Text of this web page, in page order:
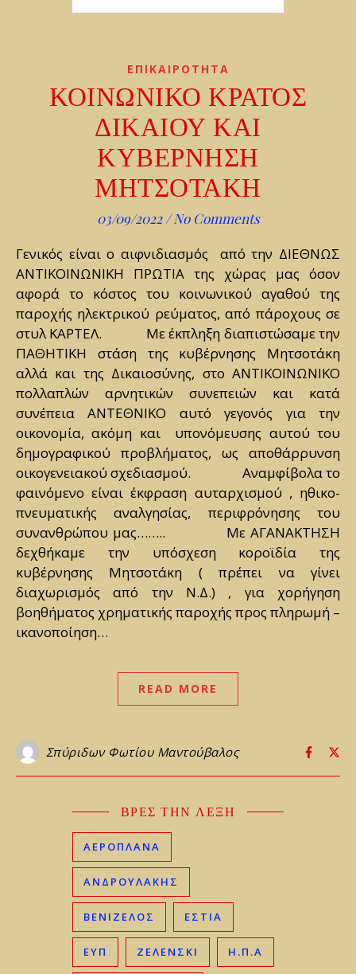
ΕΠΙΚΑΙΡΟΤΗΤΑ
ΚΟΙΝΩΝΙΚΟ ΚΡΑΤΟΣ
ΔΙΚΑΙΟΥ ΚΑΙ
ΚΥΒΕΡΝΗΣΗ
ΜΗΤΣΟΤΑΚΗ
03/09/2022 / No Comments
Γενικός είναι ο αιφνιδιασμός από την ΔΙΕΘΝΩΣ
ΑΝΤΙΚΟΙΝΩΝΙΚΗ ΠΡΩΤΙΑ της χώρας μας όσον
αφορά το κόστος του κοινωνικού αγαθού της
παροχής ηλεκτρικού ρεύματος, από πάροχους σε
στυλ ΚΑΡΤΕΛ. Με έκπληξη διαπιστώσαμε την
ΠΑΘΗΤΙΚΗ στάση της κυβέρνησης Μητσοτάκη
αλλά και της Δικαιοσύνης, στο ΑΝΤΙΚΟΙΝΩΝΙΚΟ
πολλαπλών αρνητικών συνεπειών και κατά
συνέπεια ΑΝΤΕΘΝΙΚΟ αυτό γεγονός για την
οικονομία, ακόμη και υπονόμευσης αυτού του
δημογραφικού προβλήματος, ως αποθάρρυνση
οικογενειακού σχεδιασμού. Αναμφίβολα το
φαινόμενο είναι έκφραση αυταρχισμού , ηθικο-
πνευματικής αναλγησίας, περιφρόνησης του
συνανθρώπου μας…….. Με ΑΓΑΝΑΚΤΗΣΗ
δεχθήκαμε την υπόσχεση κοροϊδία της
κυβέρνησης Μητσοτάκη ( πρέπει να γίνει
διαχωρισμός από την Ν.Δ.) , για χορήγηση
βοηθήματος χρηματικής παροχής προς πληρωμή –
ικανοποίηση…
READ MORE
Σπύριδων Φωτίου Μαντούβαλος
ΒΡΕΣ ΤΗΝ ΛΕΞΗ
ΑΕΡΟΠΛΑΝΑ
ΑΝΔΡΟΥΛΑΚΗΣ
ΒΕΝΙΖΈΛΟΣ ΕΣΤΙΑ
ΕΥΠ ΖΕΛΕΝΣΚΙ Η.Π.Α